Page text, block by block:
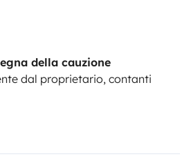
della cauzione
dal proprietario, contanti